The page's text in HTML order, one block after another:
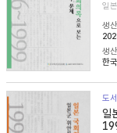
일
생
생
도
일